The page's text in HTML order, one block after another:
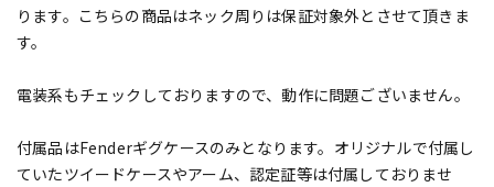
ります。こちらの商品はネック周りは保証対象外とさせて頂きま
す。
電装系もチェックしておりますので、動作に問題ございません。
付属品はFenderギグケースのみとなります。オリジナルで付属し
ていたツイードケースやアーム、認定証等は付属しておりませ